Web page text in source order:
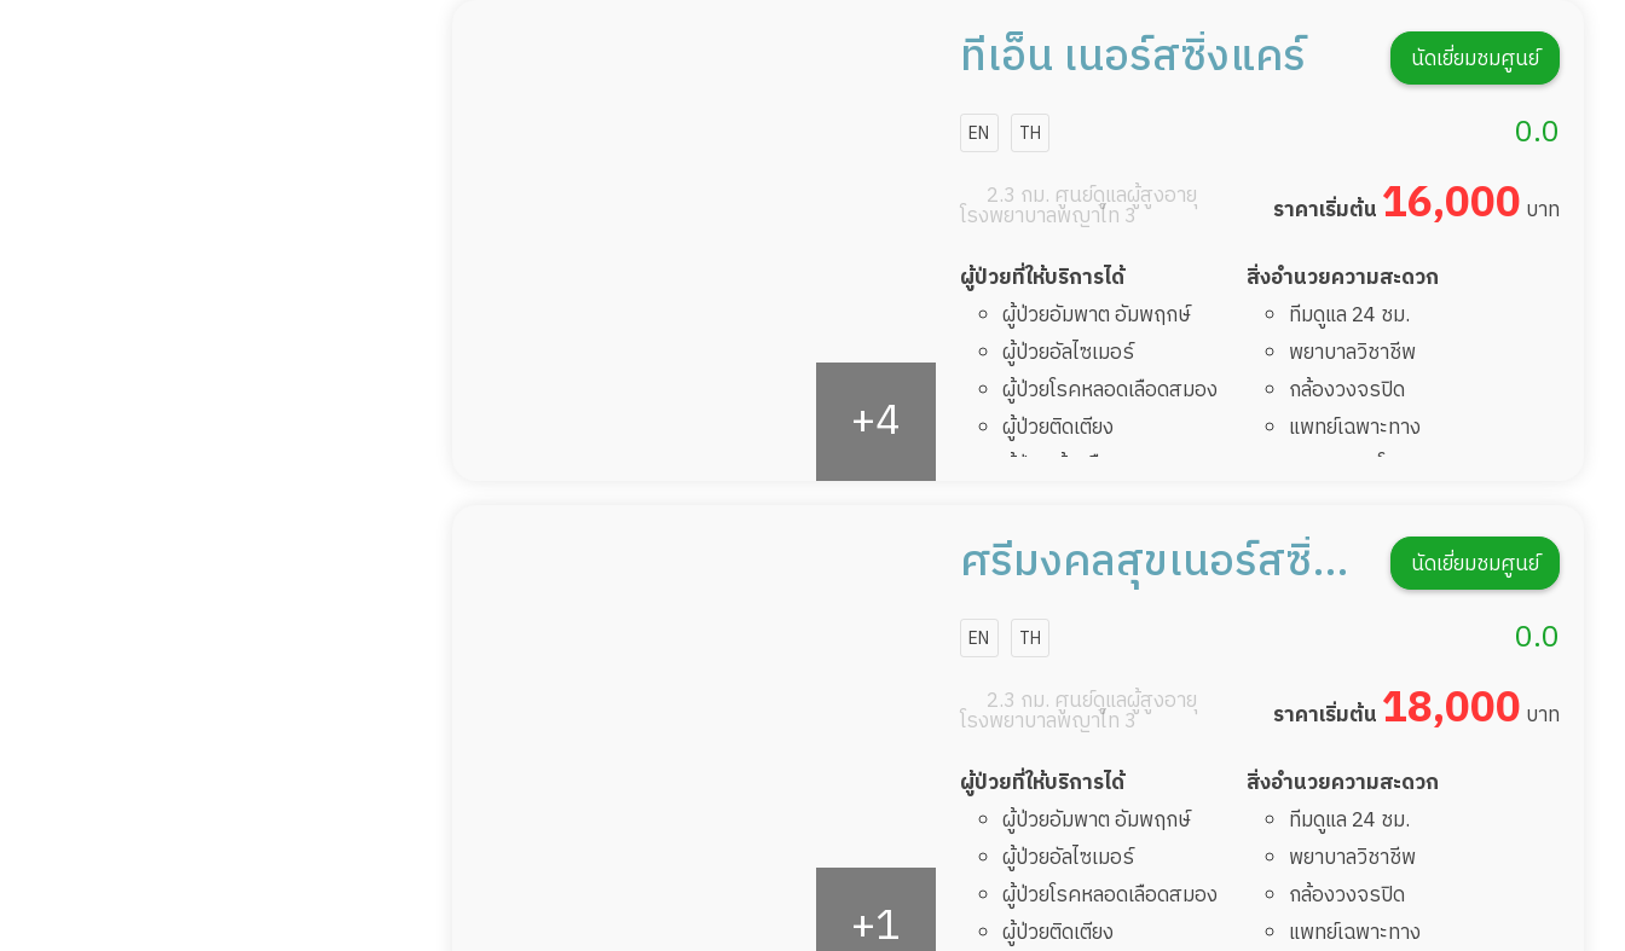
ทับ
ผู้ป่วยพักฟื้นหลังผ่าตัด
กายภาพบำบัด
กิจกรรมนันทนาการนัดเยี่ยมชมศูนย์
ทีเอ็น เนอร์สซิ่งแคร์
EN TH 0.0
2.3 กม. ศูนย์ดูแลผู้สูงอายุ
โรงพยาบาลพญาไท 3 ราคาเริ่มต้น 16,000 บาท
ผู้ป่วยที่ให้บริการได้
ผู้ป่วยอัมพาต อัมพฤกษ์
ผู้ป่วยอัลไซเมอร์
ผู้ป่วยโรคหลอดเลือดสมอง
ผู้ป่วยติดเตียง
ผู้ป่วยเส้นเลือดสมองแตก
ทับ
ผู้ป่วยพักฟื้นหลังผ่าตัด
สิ่งอำนวยความสะดวก
ทีมดูแล 24 ชม.
พยาบาลวิชาชีพ
กล้องวงจรปิด
แพทย์เฉพาะทาง
อาหารตามโภชนาการ
กายภาพบำบัด
กิจกรรมนันทนาการนัดเยี่ยมชมศูนย์
ศรีมงคลสุขเนอร์สซิ่ง
แคร์
EN TH 0.0
2.3 กม. ศูนย์ดูแลผู้สูงอายุ
โรงพยาบาลพญาไท 3 ราคาเริ่มต้น 18,000 บาท
ผู้ป่วยที่ให้บริการได้
ผู้ป่วยอัมพาต อัมพฤกษ์
ผู้ป่วยอัลไซเมอร์
ผู้ป่วยโรคหลอดเลือดสมอง
ผู้ป่วยติดเตียง
สิ่งอำนวยความสะดวก
ทีมดูแล 24 ชม.
พยาบาลวิชาชีพ
กล้องวงจรปิด
แพทย์เฉพาะทาง